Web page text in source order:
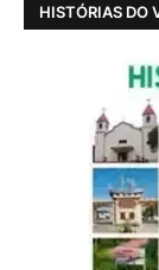
HISTÓRIAS DO